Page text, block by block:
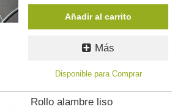
Añadir al carrito
Más
Disponible para Comprar
Rollo alambre liso